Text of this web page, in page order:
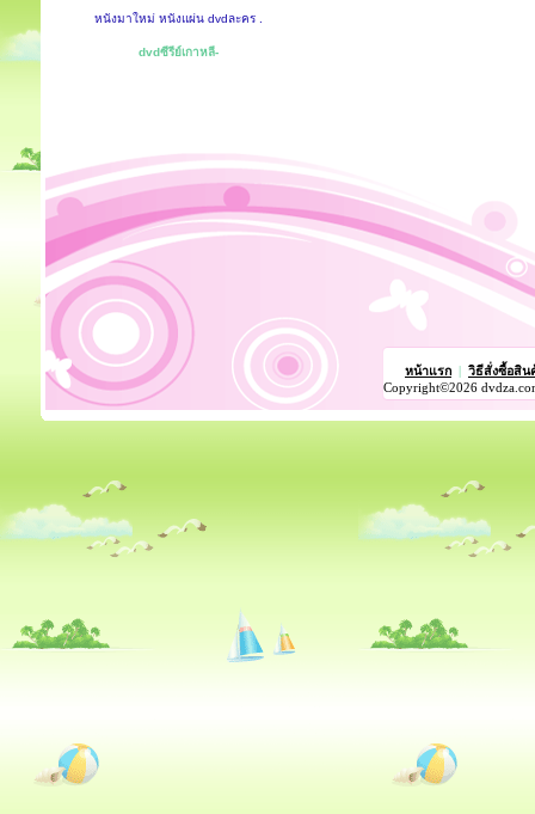
หนังมาใหม่ หนังแผ่น dvdละคร .
dvdซีรีย์เกาหลี-
หน้าแรก
วิธีสั่งซื้อสิน
Copyright©2026